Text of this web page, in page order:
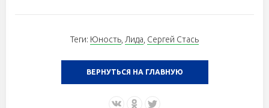
Теги: Юность Лида Сергей Стась
ВЕРНУТЬСЯ НА ГЛАВНУЮ